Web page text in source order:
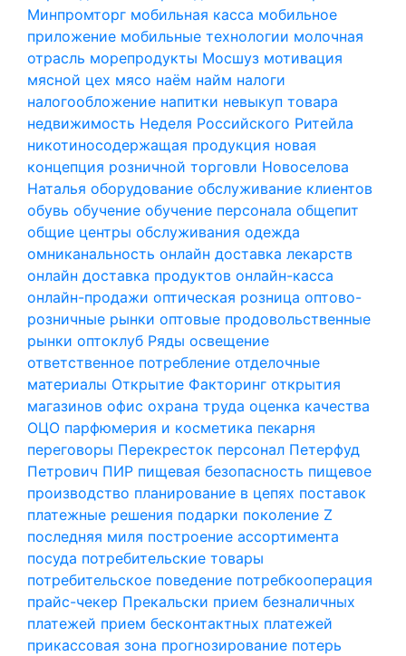
Минпромторг мобильная касса мобильное
приложение мобильные технологии молочная
отрасль морепродукты Мосшуз мотивация
мясной цех мясо наём найм налоги
налогообложение напитки невыкуп товара
недвижимость Неделя Российского Ритейла
никотиносодержащая продукция новая
концепция розничной торговли Новоселова
Наталья оборудование обслуживание клиентов
обувь обучение обучение персонала общепит
общие центры обслуживания одежда
омниканальность онлайн доставка лекарств
онлайн доставка продуктов онлайн-касса
онлайн-продажи оптическая розница оптово-
розничные рынки оптовые продовольственные
рынки оптоклуб Ряды освещение
ответственное потребление отделочные
материалы Открытие Факторинг открытия
магазинов офис охрана труда оценка качества
ОЦО парфюмерия и косметика пекарня
переговоры Перекресток персонал Петерфуд
Петрович ПИР пищевая безопасность пищевое
производство планирование в цепях поставок
платежные решения подарки поколение Z
последняя миля построение ассортимента
посуда потребительские товары
потребительское поведение потребкооперация
прайс-чекер Прекальски прием безналичных
платежей прием бесконтактных платежей
прикассовая зона прогнозирование потерь